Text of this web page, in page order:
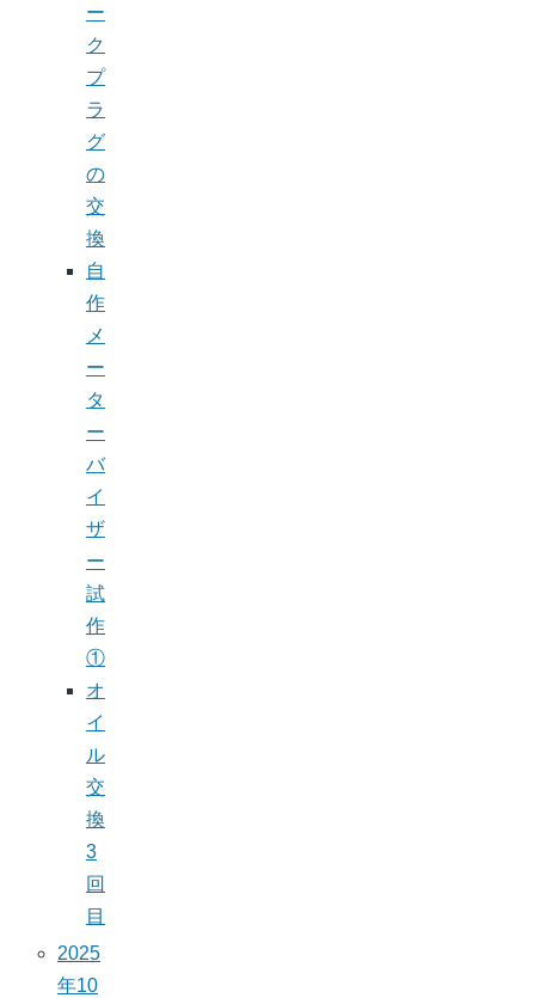
ー
ク
プ
ラ
グ
の
交
換
自
作
メ
ー
タ
ー
バ
イ
ザ
ー
試
作
①
オ
イ
ル
交
換
3
回
目
2025
年10